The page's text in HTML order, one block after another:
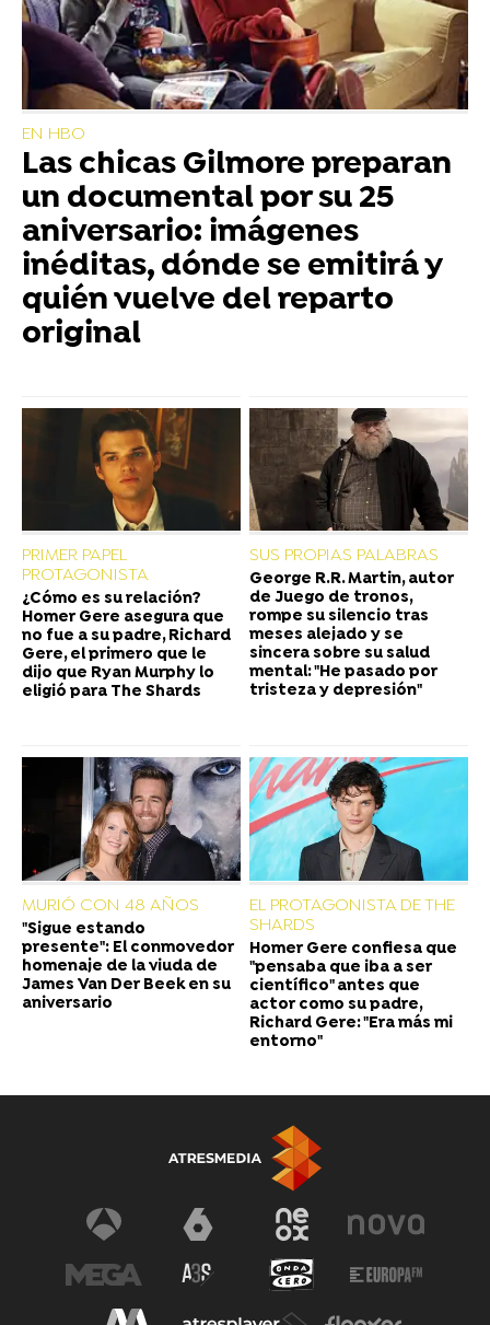
EN HBO
Las chicas Gilmore preparan
un documental por su 25
aniversario: imágenes
inéditas, dónde se emitirá y
quién vuelve del reparto
original
PRIMER PAPEL
PROTAGONISTA
¿Cómo es su relación?
Homer Gere asegura que
no fue a su padre, Richard
Gere, el primero que le
dijo que Ryan Murphy lo
eligió para The Shards
SUS PROPIAS PALABRAS
George R.R. Martin, autor
de Juego de tronos,
rompe su silencio tras
meses alejado y se
sincera sobre su salud
mental: "He pasado por
tristeza y depresión"
MURIÓ CON 48 AÑOS
"Sigue estando
presente": El conmovedor
homenaje de la viuda de
James Van Der Beek en su
aniversario
EL PROTAGONISTA DE THE
SHARDS
Homer Gere confiesa que
"pensaba que iba a ser
científico" antes que
actor como su padre,
Richard Gere: "Era más mi
entorno"